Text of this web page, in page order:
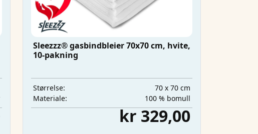
Sleezzz® gasbindbleier 70x70 cm, hvite,
10-pakning
Størrelse:
70 x 70 cm
Materiale:
100 % bomull
kr 329,00